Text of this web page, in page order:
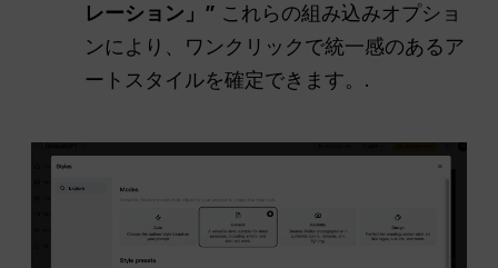
レーション」” これらの組み込みオプショ
ンにより、ワンクリックで統一感のあるア
ートスタイルを確定できます。.